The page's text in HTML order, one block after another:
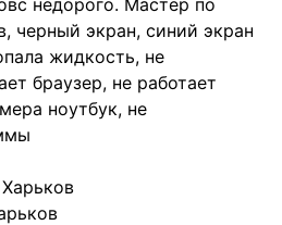
недорого. Мастер по
черный экран, синий экран
жидкость, не
браузер, не работает
ноутбук, не